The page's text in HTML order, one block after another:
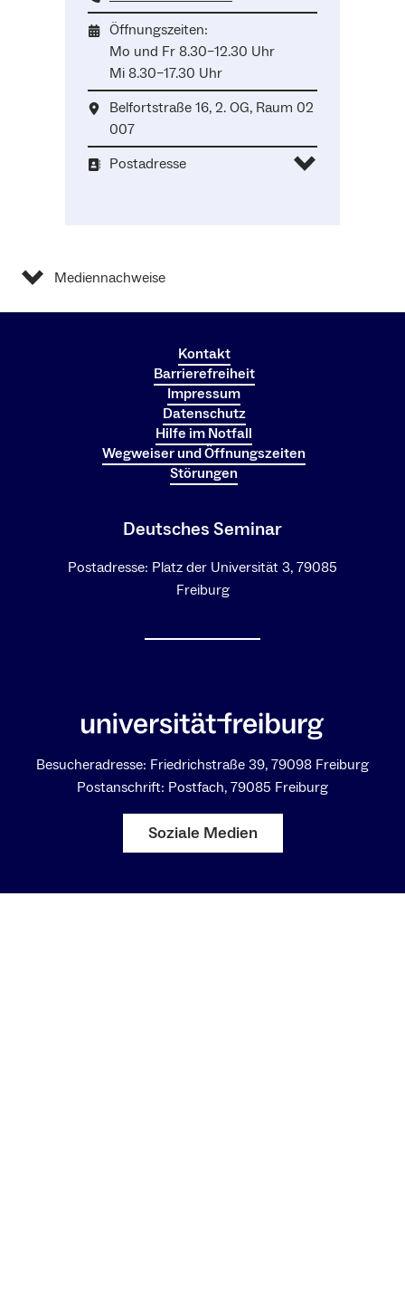
Öffnungszeiten:
Mo und Fr 8.30–12.30 Uhr
Mi 8.30–17.30 Uhr
Belfortstraße 16, 2. OG, Raum 02
007
Postadresse
Mediennachweise
Kontakt
Barrierefreiheit
Impressum
Datenschutz
Hilfe im Notfall
Wegweiser und Öffnungszeiten
Störungen
Deutsches Seminar
Postadresse: Platz der Universität 3, 79085
Freiburg
Besucheradresse: Friedrichstraße 39, 79098 Freiburg
Postanschrift: Postfach, 79085 Freiburg
Soziale Medien